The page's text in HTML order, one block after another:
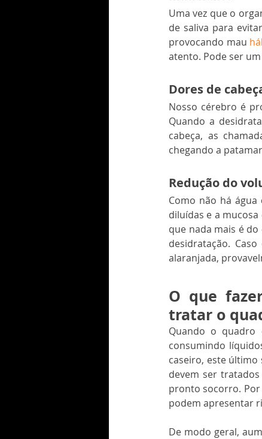
Uma vez que o
de saliva para
provocando mau
atento. Pode ser
Dores de
Nosso cérebro é
Quando a
cabeça, as
chegando a
Redução do
Como não há
diluídas e a
que nada mais é
desidratação.
alaranjada,
O que
tratar o
Quando o quadro
consumindo
caseiro, este último
devem ser
pronto socorro. Por
podem apresentar
De modo geral,